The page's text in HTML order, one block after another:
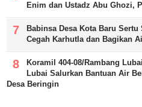
Enim dan Ustadz Abu Ghozi,
Babinsa Desa Kota Baru
Cegah Karhutla dan Bagikan
Koramil 404-08/Rambang
Lubai Salurkan Bantuan Air
Desa Beringin